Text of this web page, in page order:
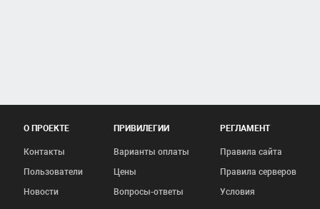
О ПРОЕКТЕ
Контакты
Пользователи
Новости
ПРИВИЛЕГИИ
Варианты оплаты
Цены
Вопросы-ответы
РЕГЛАМЕНТ
Правила сайта
Правила серверов
Условия